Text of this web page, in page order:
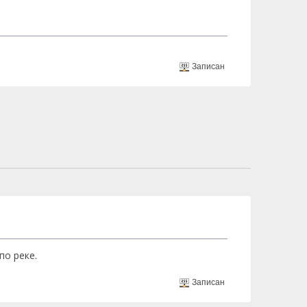
Записан
реке.
Записан